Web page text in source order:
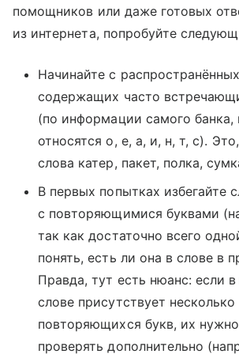
помощников или даже готовых
из интернета, попробуйте
Начинайте с
содержащих часто
(по информации самого банка,
относятся о, е, а, и, н, т, с).
слова катер, пакет, полка,
В первых попытках избегайте
с повторяющимися буквами
так как достаточно всего
понять, есть ли она в слове в
Правда, тут есть нюанс: если
слове присутствует несколько
повторяющихся букв, их
проверять дополнительно